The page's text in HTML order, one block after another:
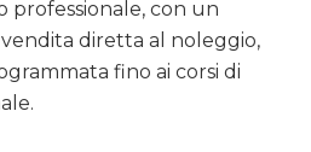
professionale, con un
vendita diretta al noleggio,
fino ai corsi di